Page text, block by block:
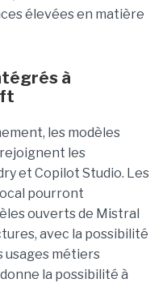
élevées en matière
à
les modèles
les
et Copilot Studio. Les
pourront
ouverts de Mistral
avec la possibilité
usages métiers
la possibilité à